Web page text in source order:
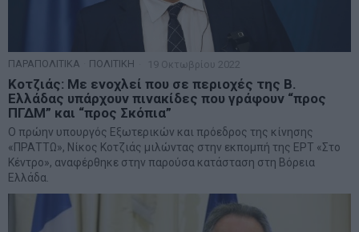
ΠΑΡΑΠΟΛΙΤΙΚΑ ΠΟΛΙΤΙΚΗ 19 Οκτωβρίου 2022
Κοτζιάς: Με ενοχλεί που σε περιοχές της Β.
Ελλάδας υπάρχουν πινακίδες που γράφουν “προς
ΠΓΔΜ” και “προς Σκόπια”
Ο πρώην υπουργός Εξωτερικών και πρόεδρος της κίνησης
«ΠΡΑΤΤΩ», Νίκος Κοτζιάς μιλώντας στην εκπομπή της ΕΡΤ «Στο
Κέντρο», αναφέρθηκε στην παρούσα κατάσταση στη Βόρεια
Ελλάδα.